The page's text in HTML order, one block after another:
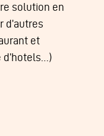
solution en
et